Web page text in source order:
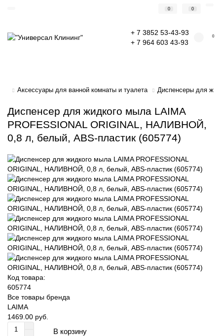
0 0
+ 7 3852 53-43-93
+ 7 964 603 43-93
0
Аксессуары для ванной комнаты и туалета Диспенсеры для
Диспенсер для жидкого мыла LAIMA
PROFESSIONAL ORIGINAL, НАЛИВНОЙ,
0,8 л, белый, ABS-пластик (605774)
Код товара:
605774
Все товары бренда
LAIMA
1469.00 руб.
В корзину